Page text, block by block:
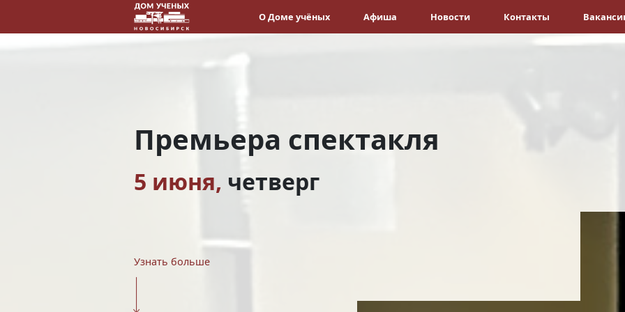
О Доме учёных Афиша Новости Контакты
Премьера спектакля
5 июня, четверг
Узнать больше